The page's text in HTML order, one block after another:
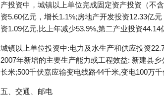
产投资中，城镇以上单位完成固定资产投资（不
资5.60亿元，增长1.1%;房地产开发投资12.33亿
资1.09亿元,比上年减少53.9%,第二产业投资44.14
城镇以上单位投资中:电力及水生产和供应投资
2007年新增的主要生产能力或工程效益: 新建县
长米;500千伏嘉应输变电线路44千米,变电100万
五、交通、邮电